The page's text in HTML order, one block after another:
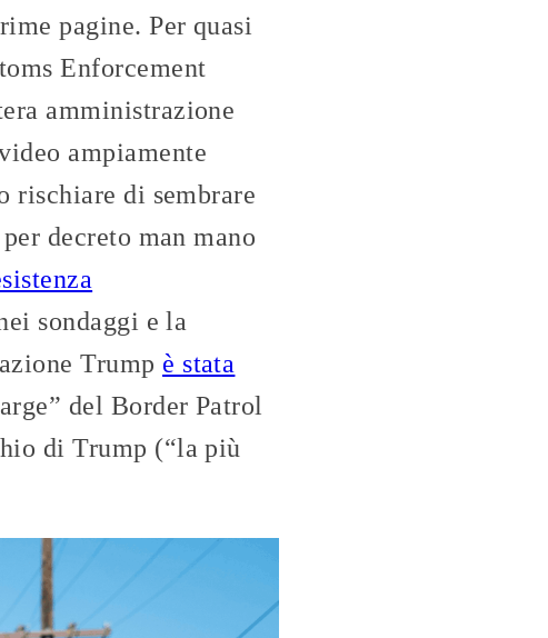
pagine. Per quasi
Enforcement
amministrazione
ampiamente
rischiare di sembrare
decreto man mano
sondaggi e la
Trump è stata
del Border Patrol
di Trump (“la più